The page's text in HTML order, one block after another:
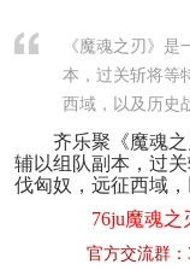
《魔魂之刃》
本，过关斩将等
西域，以及历史
齐乐聚《魔魂
辅以组队副本，过
伐匈奴，远征西域
76ju魔魂之
官方交流群